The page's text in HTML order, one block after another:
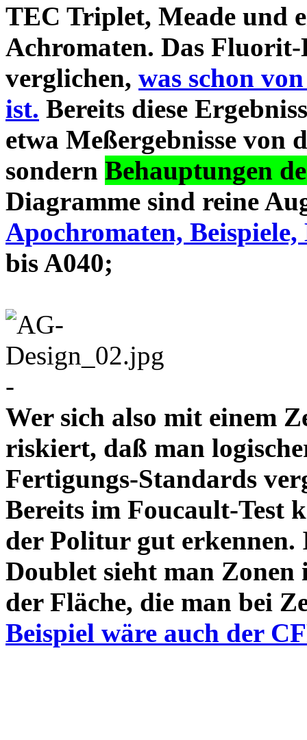
TEC Triplet, Meade und
Achromaten. Das
verglichen, was schon
ist. Bereits diese
etwa Meßergebnisse von
sondern Behauptungen
Diagramme sind reine
Apochromaten, Beispiele,
bis A040;
-
Wer sich also mit einem
riskiert, daß man
Fertigungs-Standards
Bereits im Foucault-Test
der Politur gut
Doublet sieht man Zonen
der Fläche, die man bei
Beispiel wäre auch der